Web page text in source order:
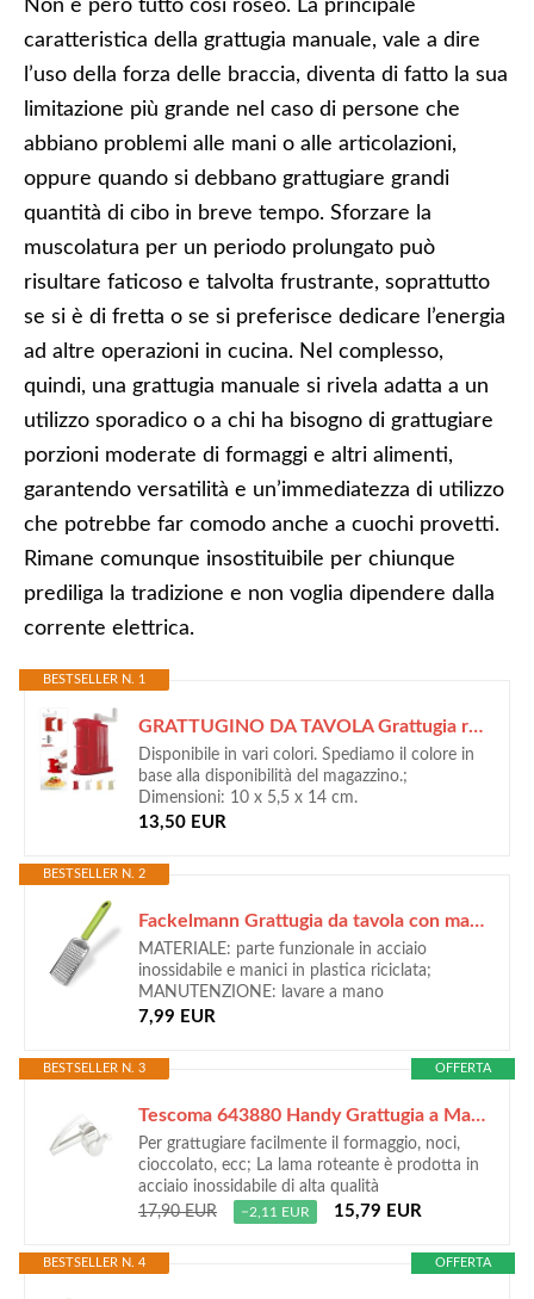
Non è però tutto così roseo. La principale
caratteristica della grattugia manuale, vale a dire
l’uso della forza delle braccia, diventa di fatto la sua
limitazione più grande nel caso di persone che
abbiano problemi alle mani o alle articolazioni,
oppure quando si debbano grattugiare grandi
quantità di cibo in breve tempo. Sforzare la
muscolatura per un periodo prolungato può
risultare faticoso e talvolta frustrante, soprattutto
se si è di fretta o se si preferisce dedicare l’energia
ad altre operazioni in cucina. Nel complesso,
quindi, una grattugia manuale si rivela adatta a un
utilizzo sporadico o a chi ha bisogno di grattugiare
porzioni moderate di formaggi e altri alimenti,
garantendo versatilità e un’immediatezza di utilizzo
che potrebbe far comodo anche a cuochi provetti.
Rimane comunque insostituibile per chiunque
prediliga la tradizione e non voglia dipendere dalla
corrente elettrica.
BESTSELLER N. 1
GRATTUGINO DA TAVOLA Grattugia rigamonti con manovella e rullo in acciaio
Disponibile in vari colori. Spediamo il colore in
base alla disponibilità del magazzino.;
Dimensioni: 10 x 5,5 x 14 cm.
13,50 EUR
BESTSELLER N. 2
Fackelmann Grattugia da tavola con manico in plastica riciclata certificata GRS, materiale parte funzionale in acciaio inox, dimensioni 25 x 5.5 x 1.5 cm
MATERIALE: parte funzionale in acciaio
inossidabile e manici in plastica riciclata;
MANUTENZIONE: lavare a mano
7,99 EUR
OFFERTA
BESTSELLER N. 3
Tescoma 643880 Handy Grattugia a Manovella
Per grattugiare facilmente il formaggio, noci,
cioccolato, ecc; La lama roteante è prodotta in
acciaio inossidabile di alta qualità
17,90 EUR
−2,11 EUR 15,79 EUR
OFFERTA
BESTSELLER N. 4